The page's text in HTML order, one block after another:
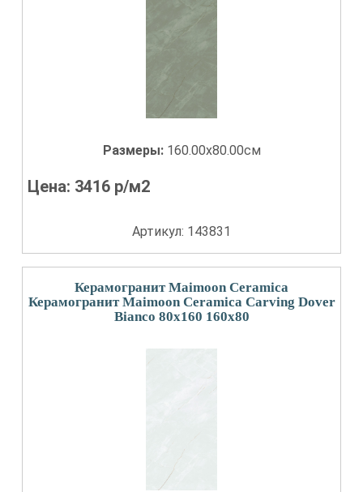
Размеры: 160.00x80.00см
Цена: 3416 р/м2
Артикул: 143831
Керамогранит Maimoon Ceramica
Керамогранит Maimoon Ceramica Carving Dover
Bianco 80x160 160x80